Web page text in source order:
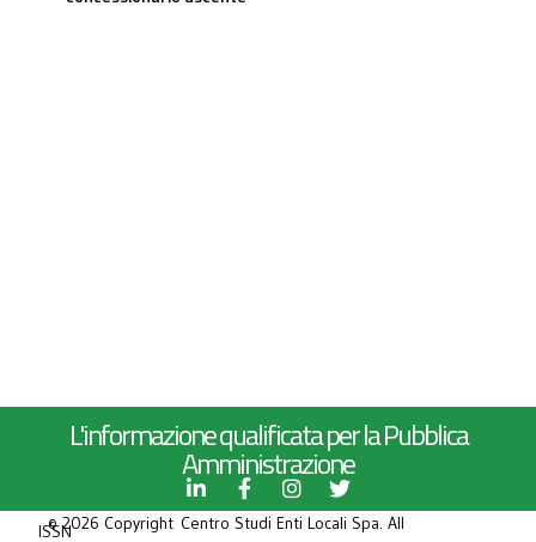
L'informazione qualificata per la Pubblica
Amministrazione
ISSN
© 2026 Copyright Centro Studi Enti Locali Spa. All